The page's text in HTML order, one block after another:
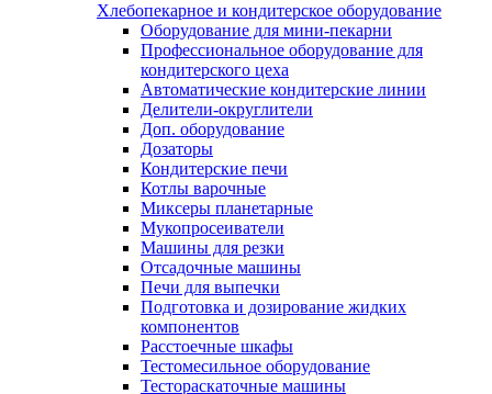
Хлебопекарное и кондитерское оборудование
Оборудование для мини-пекарни
Профессиональное оборудование для
кондитерского цеха
Автоматические кондитерские линии
Делители-округлители
Доп. оборудование
Дозаторы
Кондитерские печи
Котлы варочные
Миксеры планетарные
Мукопросеиватели
Машины для резки
Отсадочные машины
Печи для выпечки
Подготовка и дозирование жидких
компонентов
Расстоечные шкафы
Тестомесильное оборудование
Тестораскаточные машины